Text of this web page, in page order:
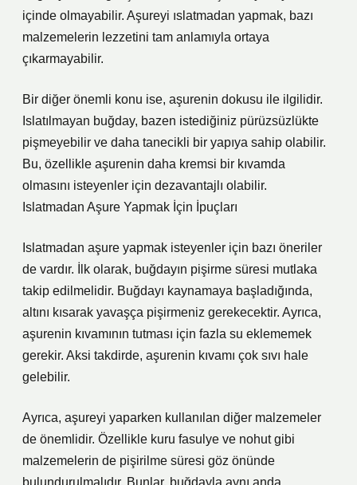
içinde olmayabilir. Aşureyi ıslatmadan yapmak, bazı
malzemelerin lezzetini tam anlamıyla ortaya
çıkarmayabilir.
Bir diğer önemli konu ise, aşurenin dokusu ile ilgilidir.
Islatılmayan buğday, bazen istediğiniz pürüzsüzlükte
pişmeyebilir ve daha tanecikli bir yapıya sahip olabilir.
Bu, özellikle aşurenin daha kremsi bir kıvamda
olmasını isteyenler için dezavantajlı olabilir.
Islatmadan Aşure Yapmak İçin İpuçları
Islatmadan aşure yapmak isteyenler için bazı öneriler
de vardır. İlk olarak, buğdayın pişirme süresi mutlaka
takip edilmelidir. Buğdayı kaynamaya başladığında,
altını kısarak yavaşça pişirmeniz gerekecektir. Ayrıca,
aşurenin kıvamının tutması için fazla su eklememek
gerekir. Aksi takdirde, aşurenin kıvamı çok sıvı hale
gelebilir.
Ayrıca, aşureyi yaparken kullanılan diğer malzemeler
de önemlidir. Özellikle kuru fasulye ve nohut gibi
malzemelerin de pişirilme süresi göz önünde
bulundurulmalıdır. Bunlar, buğdayla aynı anda